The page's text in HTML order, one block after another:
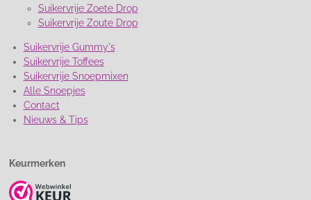
Suikervrije Zoete Drop
Suikervrije Zoute Drop
Suikervrije Gummy's
Suikervrije Toffees
Suikervrije Snoepmixen
Alle Snoepjes
Contact
Nieuws & Tips
Keurmerken